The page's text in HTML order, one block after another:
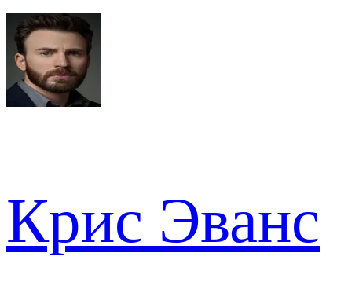
Крис Эванс